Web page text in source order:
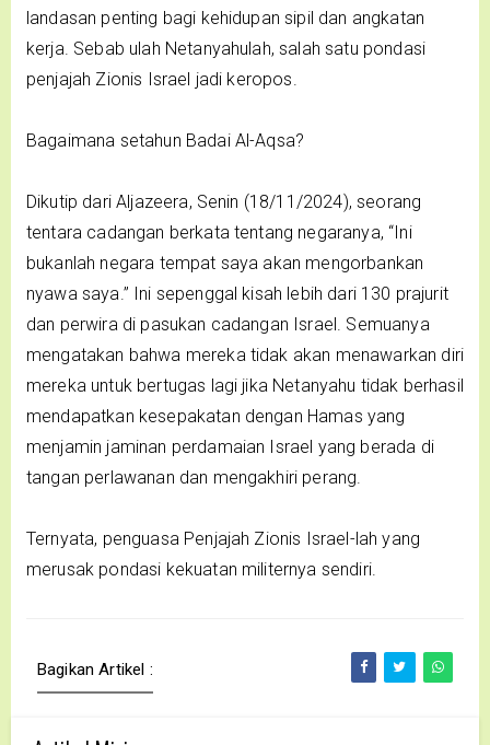
landasan penting bagi kehidupan sipil dan angkatan
kerja. Sebab ulah Netanyahulah, salah satu pondasi
penjajah Zionis Israel jadi keropos.
Bagaimana setahun Badai Al-Aqsa?
Dikutip dari Aljazeera, Senin (18/11/2024), seorang
tentara cadangan berkata tentang negaranya, “Ini
bukanlah negara tempat saya akan mengorbankan
nyawa saya.” Ini sepenggal kisah lebih dari 130 prajurit
dan perwira di pasukan cadangan Israel. Semuanya
mengatakan bahwa mereka tidak akan menawarkan diri
mereka untuk bertugas lagi jika Netanyahu tidak berhasil
mendapatkan kesepakatan dengan Hamas yang
menjamin jaminan perdamaian Israel yang berada di
tangan perlawanan dan mengakhiri perang.
Ternyata, penguasa Penjajah Zionis Israel-lah yang
merusak pondasi kekuatan militernya sendiri.
Bagikan Artikel :